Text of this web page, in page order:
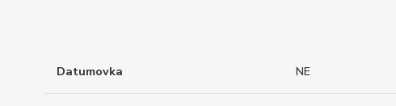
Datumovka NE